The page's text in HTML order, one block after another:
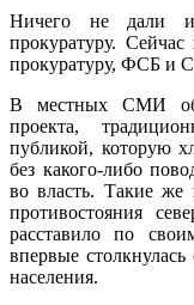
Ничего не дали и
прокуратуру.
прокуратуру, ФСБ и
В местных СМИ
проекта,
публикой, которую
без какого-либо
во власть. Такие
противостояния
расставило по
впервые
населения.